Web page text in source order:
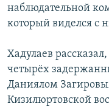
наблюдательной
который виделся с
Хадулаев
четырёх
Даниялом
Кизилюртовской